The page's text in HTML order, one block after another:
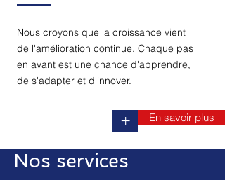
Nous croyons que la croissance vient
de l'amélioration continue. Chaque pas
en avant est une chance d'apprendre,
de s'adapter et d'innover.
+ En savoir plus
Nos services